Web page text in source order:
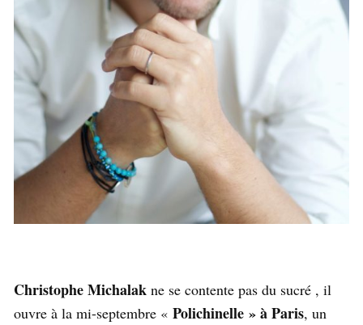
Christophe Michalak ne se contente pas du sucré , il
ouvre à la mi-septembre « Polichinelle » à Paris, un